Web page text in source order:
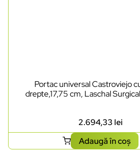
Portac universal Castroviejo
drepte,17,75 cm, Laschal
2.694,33 lei
Adaugă în coș